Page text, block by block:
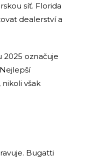
síť. Florida
dealerství a
označuje
však
Bugatti